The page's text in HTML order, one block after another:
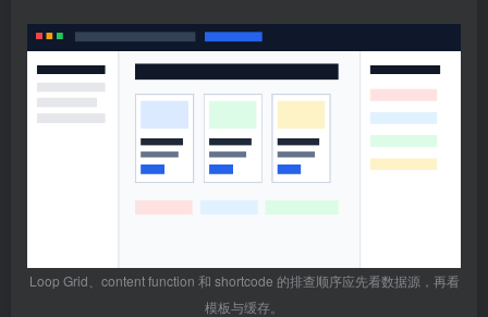
Loop Grid、content function 和 shortcode 的排查顺序应先看数据源，再看
模板与缓存。